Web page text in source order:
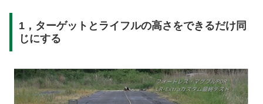
1，ターゲットとライフルの高さをできるだけ同
じにする